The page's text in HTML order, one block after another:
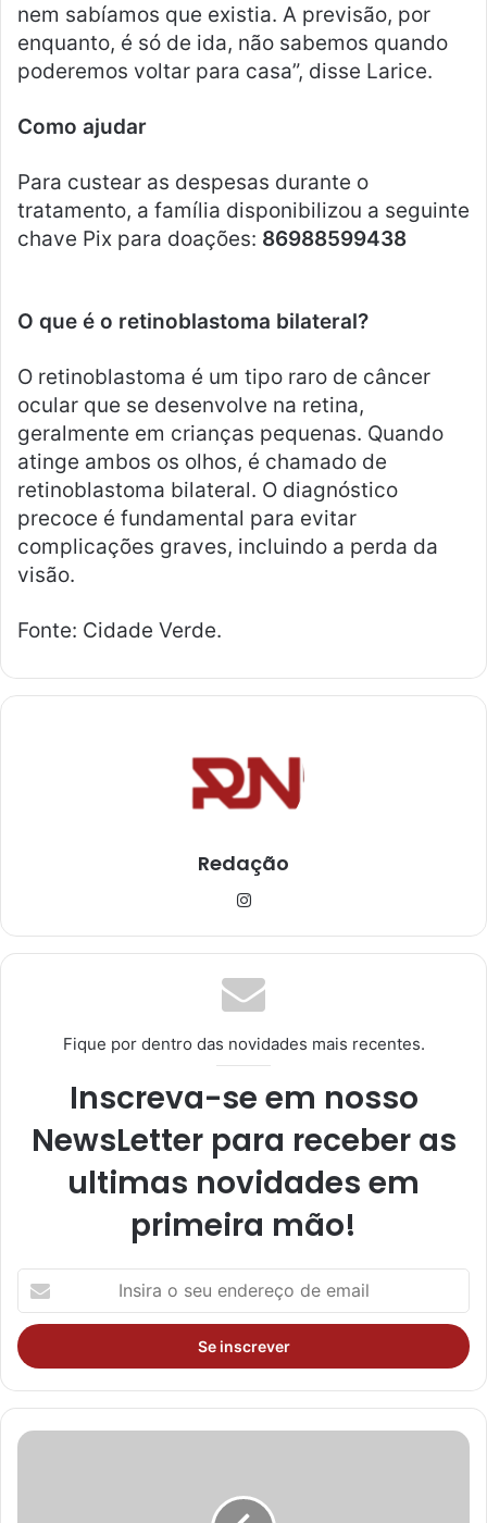
nem sabíamos que existia. A previsão, por
enquanto, é só de ida, não sabemos quando
poderemos voltar para casa”, disse Larice.
Como ajudar
Para custear as despesas durante o
tratamento, a família disponibilizou a seguinte
chave Pix para doações: 86988599438
O que é o retinoblastoma bilateral?
O retinoblastoma é um tipo raro de câncer
ocular que se desenvolve na retina,
geralmente em crianças pequenas. Quando
atinge ambos os olhos, é chamado de
retinoblastoma bilateral. O diagnóstico
precoce é fundamental para evitar
complicações graves, incluindo a perda da
visão.
Fonte: Cidade Verde.
Redação
ra
m
Fique por dentro das novidades mais recentes.
Inscreva-se em nosso
NewsLetter para receber as
ultimas novidades em
primeira mão!
i
a
s